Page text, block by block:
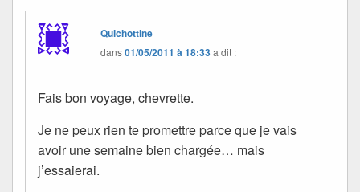
Quichottine
dans01/05/2011 à 18:33a dit :
Fais bon voyage, chevrette.
Je ne peux rien te promettre parce que je vais
avoir une semaine bien chargée… mais
j’essaierai.